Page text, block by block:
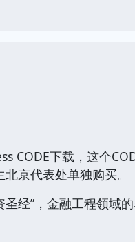
CODE下载，这个
京代表处单独购买。
经”，金融工程领域的